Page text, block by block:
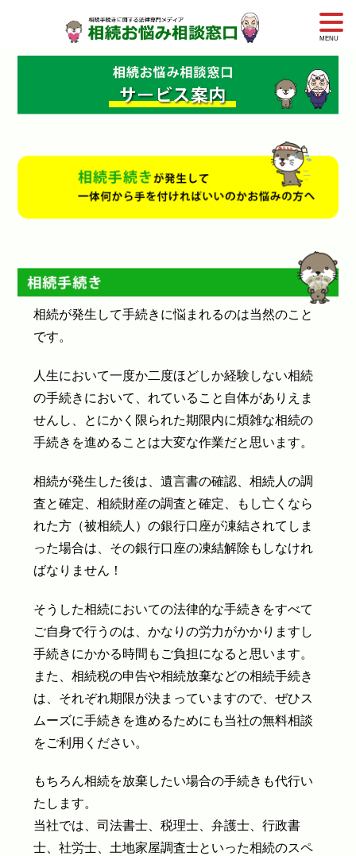
相続が発生して手続きに悩まれるのは当然のこと
です。
人生において一度か二度ほどしか経験しない相続
の手続きにおいて、れていること自体がありえま
せんし、とにかく限られた期限内に煩雑な相続の
手続きを進めることは大変な作業だと思います。
相続が発生した後は、遺言書の確認、相続人の調
査と確定、相続財産の調査と確定、もし亡くなら
れた方（被相続人）の銀行口座が凍結されてしま
った場合は、その銀行口座の凍結解除もしなけれ
ばなりません！
そうした相続においての法律的な手続きをすべて
ご自身で行うのは、かなりの労力がかかりますし
手続きにかかる時間もご負担になると思います。
また、相続税の申告や相続放棄などの相続手続き
は、それぞれ期限が決まっていますので、ぜひス
ムーズに手続きを進めるためにも当社の無料相談
をご利用ください。
もちろん相続を放棄したい場合の手続きも代行い
たします。
当社では、司法書士、税理士、弁護士、行政書
士、社労士、土地家屋調査士といった相続のスペ